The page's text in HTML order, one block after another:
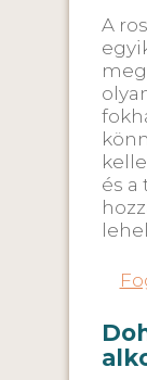
A
és